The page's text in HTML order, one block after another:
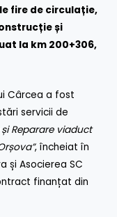
fire de circulație,
și
la km 200+306,
Cârcea a fost
servicii de
Reparare viaduct
, încheiat în
și Asocierea SC
finanțat din